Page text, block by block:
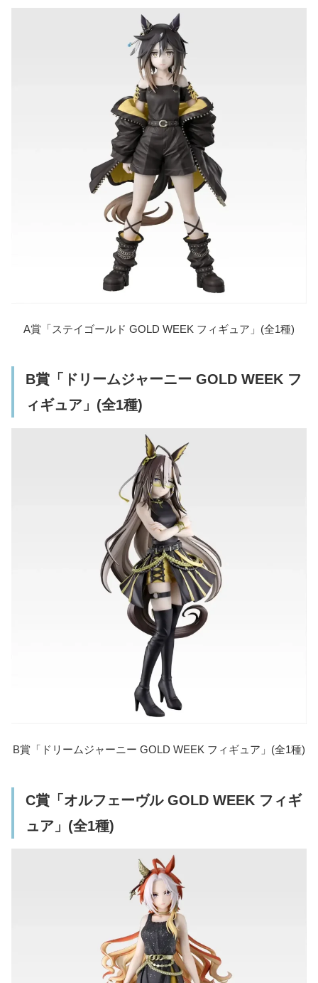
A賞「ステイゴールド GOLD WEEK フィギュア」(全1種)
B賞「ドリームジャーニー GOLD WEEK フ
ィギュア」(全1種)
B賞「ドリームジャーニー GOLD WEEK フィギュア」(全1種)
C賞「オルフェーヴル GOLD WEEK フィギ
ュア」(全1種)